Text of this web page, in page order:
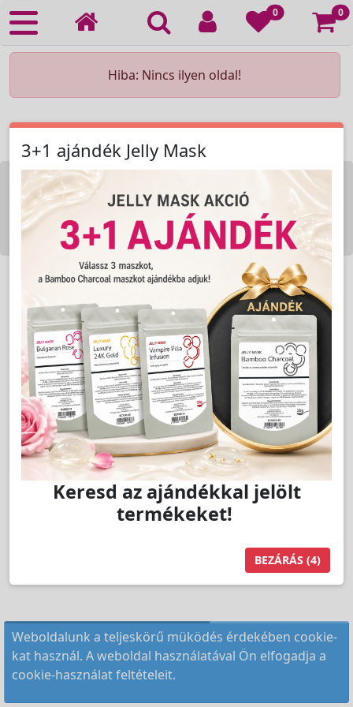
0 0
Hiba: Nincs ilyen oldal!
KOZMETIKAI KÉSZÜLÉK BÉRLÉS
KEZDŐLAP
ELÉRHETŐSÉG
RENDELÉSI FELTÉTELEK
Copyright © 2009-2026 All Rights Reserved.
Weboldalunk a teljeskörű müködés érdekében cookie-
kat használ. A weboldal használatával Ön elfogadja a
cookie-használat feltételeit.
3+1 ajándék Jelly Mask
Keresd az ajándékkal jelölt
termékeket!
BEZÁRÁS (4)